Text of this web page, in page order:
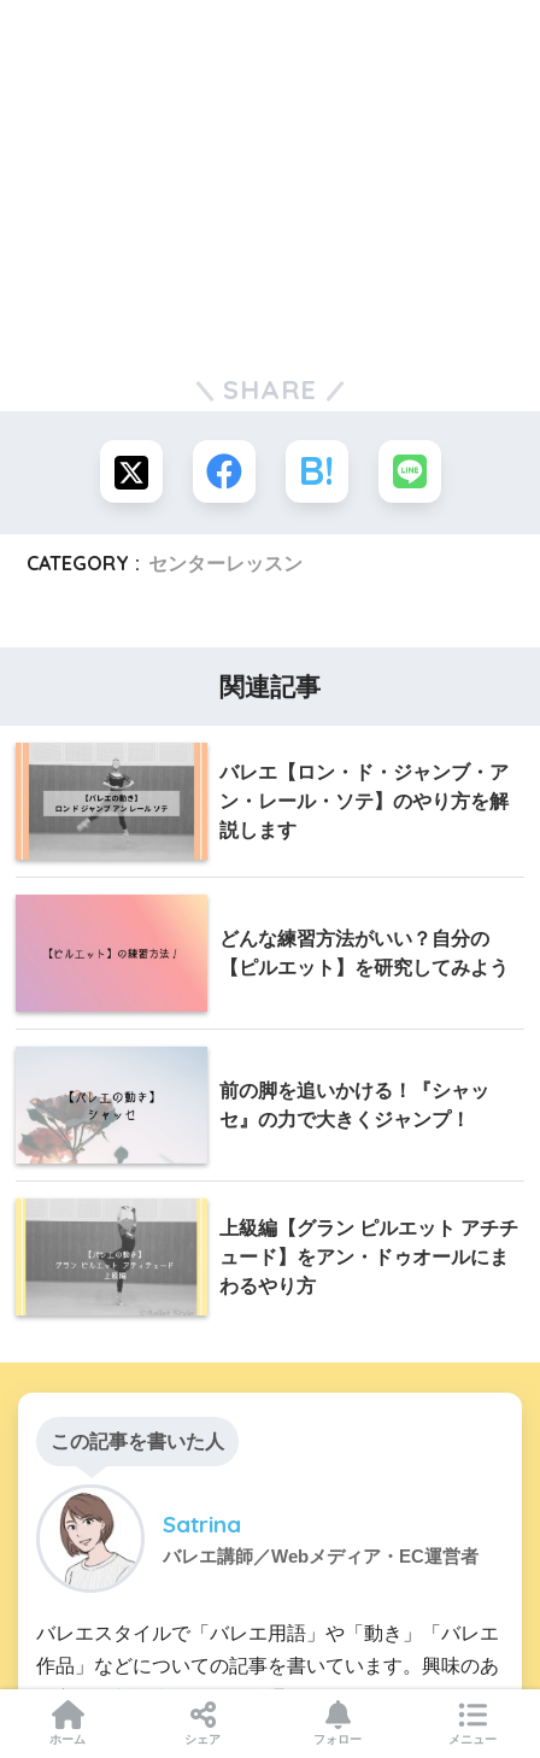
SHARE
CATEGORY : センターレッスン
関連記事
バレエ【ロン・ド・ジャンブ・ア
ン・レール・ソテ】のやり方を解
説します
どんな練習方法がいい？自分の
【ピルエット】を研究してみよう
前の脚を追いかける！『シャッ
セ』の力で大きくジャンプ！
上級編【グラン ピルエット アチチ
ュード】をアン・ドゥオールにま
わるやり方
この記事を書いた人
Satrina
バレエ講師／Webメディア・EC運営者
バレエスタイルで「バレエ用語」や「動き」「バレエ
作品」などについての記事を書いています。興味のあ
る方は
もぜひ目を通してみてください。
ホーム シェア フォロー メニュー